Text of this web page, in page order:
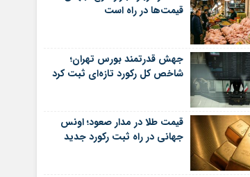
قیمت‌ها در راه است
جهش قدرتمند بورس تهران؛
شاخص کل رکورد تازه‌ای ثبت کرد
قیمت طلا در مدار صعود؛ اونس
جهانی در راه ثبت رکورد جدید